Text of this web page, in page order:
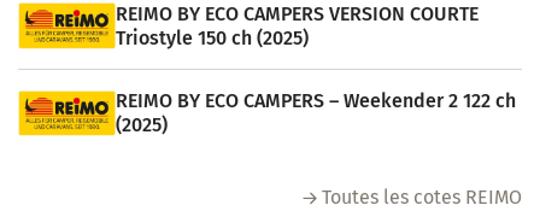
REIMO BY ECO CAMPERS VERSION COURTE
Triostyle 150 ch (2025)
REIMO BY ECO CAMPERS – Weekender 2 122 ch
(2025)
Toutes les cotes REIMO